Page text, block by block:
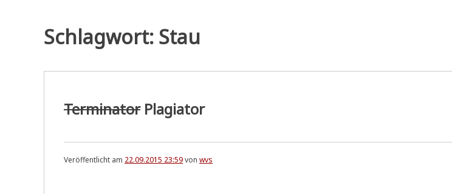
Schlagwort: Stau
TerminatorPlagiator
Veröffentlicht am 22.09.2015 23:59von wvs